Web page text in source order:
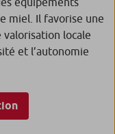
miel. Il favorise une
locale
et l’autonomie